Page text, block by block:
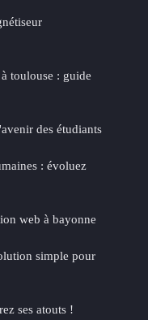
toulouse : guide
des étudiants
: évoluez
web à bayonne
simple pour
ses atouts !